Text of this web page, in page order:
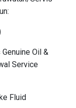
Oil &
Service
Fluid